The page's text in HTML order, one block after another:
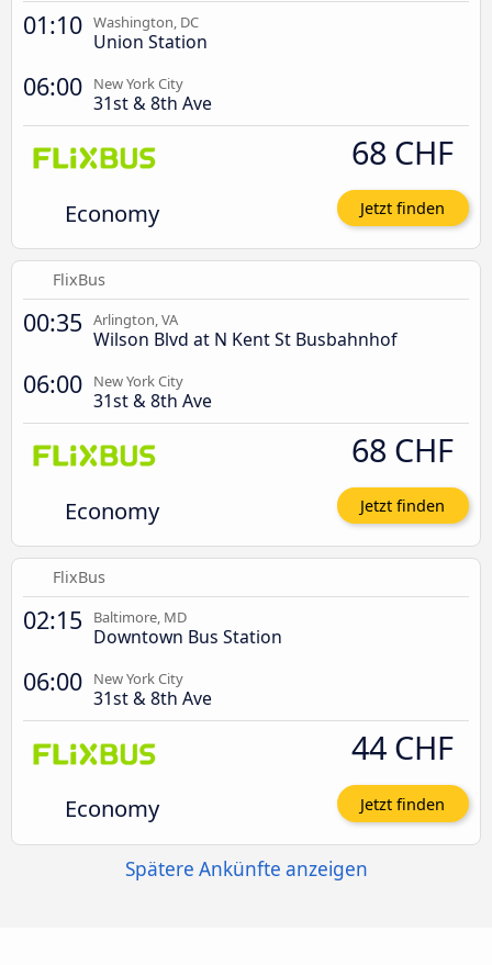
01:10 Washington, DC
Union Station
06:00 New York City
31st & 8th Ave
Economy
68 CHF
Jetzt finden
FlixBus
00:35 Arlington, VA
Wilson Blvd at N Kent St Busbahnhof
06:00 New York City
31st & 8th Ave
Economy
68 CHF
Jetzt finden
FlixBus
02:15 Baltimore, MD
Downtown Bus Station
06:00 New York City
31st & 8th Ave
Economy
44 CHF
Jetzt finden
Spätere Ankünfte anzeigen